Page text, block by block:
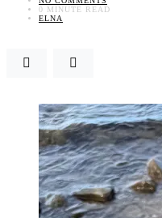
0 MINUTE READ
ELNA